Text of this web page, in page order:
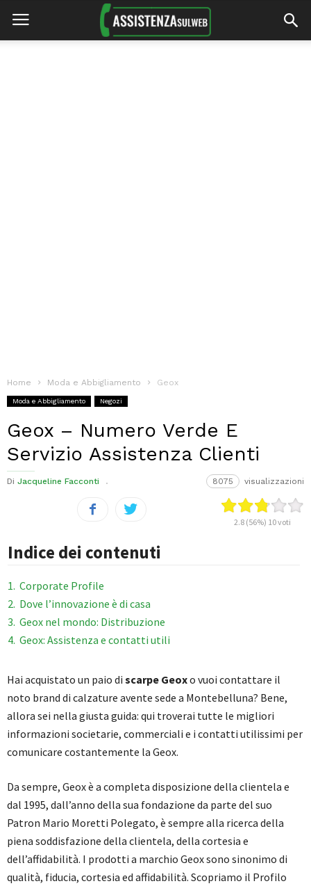
Home Moda e Abbigliamento Geox
Moda e Abbigliamento Negozi
Geox – Numero Verde E
Servizio Assistenza Clienti
Di Jacqueline Facconti 8075 visualizzazioni
2.8 (56%) 10voti
Indice dei contenuti
1 Corporate Profile
2 Dove l’innovazione è di casa
3 Geox nel mondo: Distribuzione
4 Geox: Assistenza e contatti utili
Hai acquistato un paio di scarpe Geoxo vuoi contattare il
noto brand di calzature avente sede a Montebelluna? Bene,
allora sei nella giusta guida: qui troverai tutte le migliori
informazioni societarie, commerciali e i contatti utilissimi per
comunicare costantemente la Geox.
Da sempre, Geox è a completa disposizione della clientela e
dal 1995, dall’anno della sua fondazione da parte del suo
Patron Mario Moretti Polegato, è sempre alla ricerca della
piena soddisfazione della clientela, della cortesia e
dell’affidabilità. I prodotti a marchio Geox sono sinonimo di
qualità, fiducia, cortesia ed affidabilità. Scopriamo il Profilo